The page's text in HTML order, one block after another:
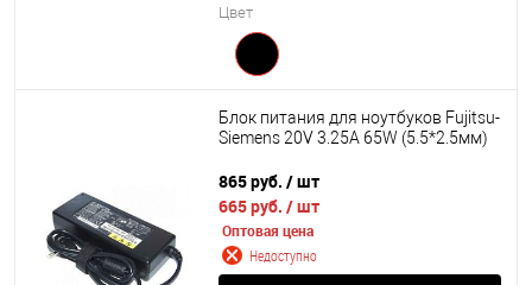
Цвет
Блок питания для ноутбуков Fujitsu-
Siemens 20V 3.25A 65W (5.5*2.5мм)
865 руб. / шт
665 руб. / шт
Оптовая цена
Недоступно